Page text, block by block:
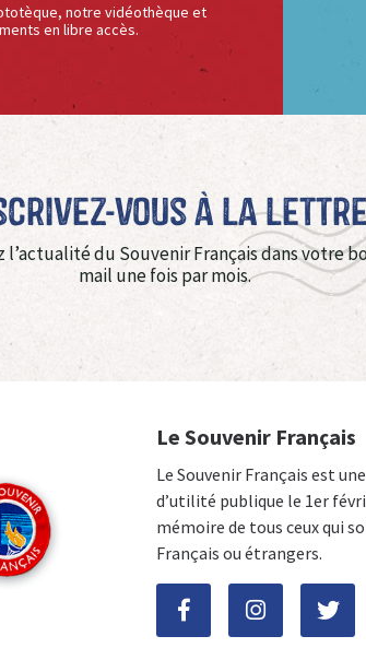
notre vidéothèque et
en libre accès.
vous à La
l’actualité du Souvenir Français dans votre
mail une fois par mois.
Le Souvenir Français
Le Souvenir Français est
d’utilité publique le 1er
mémoire de tous ceux qui
Français ou étrangers.